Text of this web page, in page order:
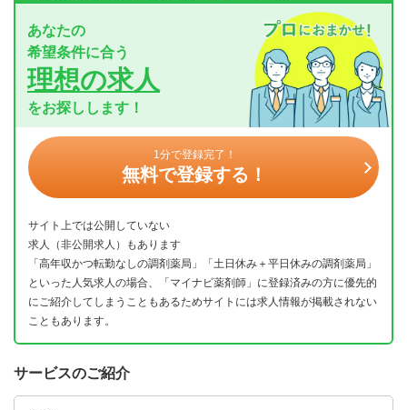
あなたの
希望条件に合う
理想の求人
をお探しします！
1分で登録完了！
無料で登録する！
サイト上では公開していない
求人（非公開求人）もあります
「高年収かつ転勤なしの調剤薬局」「土日休み＋平日休みの調剤薬局」
といった人気求人の場合、「マイナビ薬剤師」に登録済みの方に優先的
にご紹介してしまうこともあるためサイトには求人情報が掲載されない
こともあります。
サービスのご紹介